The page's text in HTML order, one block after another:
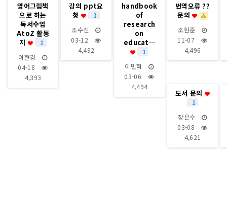
영어그림책
으로 하는
독서수업
AtoZ 활동
지
1
이현경
04-18
4,393
강의 ppt요
청
1
조수진
03-12
4,492
handbook
of
research
on
educat…
1
이민혁
03-06
4,494
번역오류 ??
문의
조현준
11-07
4,496
도서 문의
1
장은수
03-08
4,621